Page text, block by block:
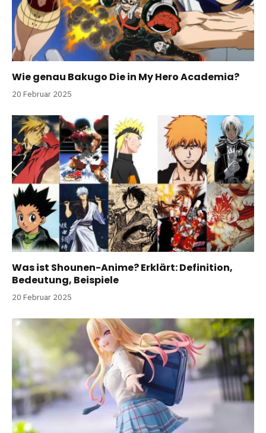
Wie genau Bakugo Die in My Hero Academia?
20 Februar 2025
Was ist Shounen-Anime? Erklärt: Definition,
Bedeutung, Beispiele
20 Februar 2025